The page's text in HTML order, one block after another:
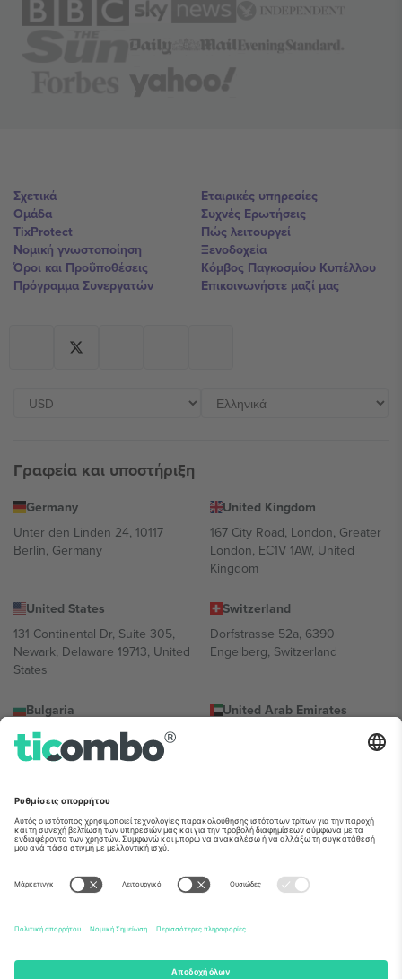
Σχετικά
Ομάδα
TixProtect
Νομική γνωστοποίηση
Όροι και Προΰποθέσεις
Πρόγραμμα Συνεργατών
Εταιρικές υπηρεσίες
Συχνές Ερωτήσεις
Πώς λειτουργεί
Ξενοδοχεία
Κόμβος Παγκοσμίου Κυπέλλου
Επικοινωνήστε μαζί μας
Γραφεία και υποστήριξη
Germany
Unter den Linden 24, 10117
Berlin, Germany
United Kingdom
167 City Road, London, Greater
London, EC1V 1AW, United
Kingdom
United States
131 Continental Dr, Suite 305,
Newark, Delaware 19713, United
States
Switzerland
Dorfstrasse 52a, 6390
Engelberg, Switzerland
Bulgaria
Regus Sofia City West, bul
Totleben 53-55, 1606 Sofia,
United Arab Emirates
UAE Dubai Silicon Oasis, DDP
Building A1, Office 302, Dubai,
Mexico
Av Chapultepec 360, Roma
Norte, Cuauhtémoc, 06700
Ciudad de México, CDMX,
Mexico
Η νομική οντότητα του παρόχου πλατφόρμας ενδέχεται να
τομέα. Για λεπτομέρειες ανατρέξτε στη σελίδα της συγκεκριμένης